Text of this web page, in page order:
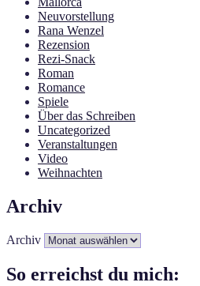
Neuvorstellung
Rana Wenzel
Rezension
Rezi-Snack
Roman
Romance
Spiele
Über das Schreiben
Uncategorized
Veranstaltungen
Video
Weihnachten
Archiv
Archiv
So erreichst du mich: